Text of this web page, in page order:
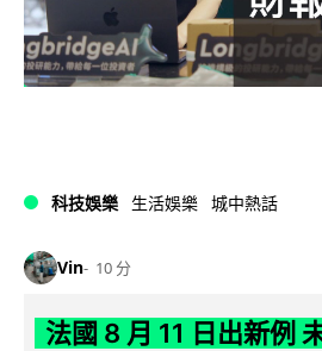
科技娛樂 生活娛樂 城中熱話
Vin 10 分
法國 8 月 11 日出新例